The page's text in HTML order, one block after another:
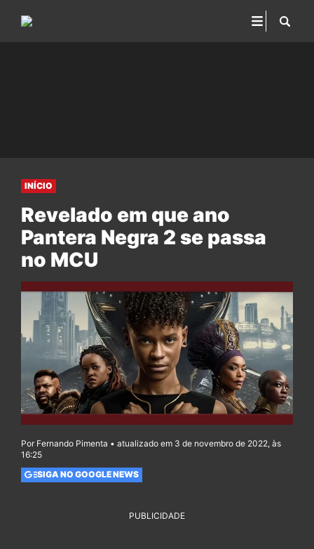
INÍCIO
Revelado em que ano
Pantera Negra 2 se passa
no MCU
Por Fernando Pimenta • atualizado em 3 de novembro de 2022, às
16:25
SIGA NO GOOGLE NEWS
PUBLICIDADE